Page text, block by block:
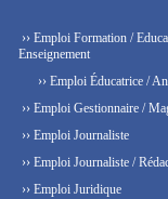
›› Emploi Formation /
Enseignement
›› Emploi Éducatrice /
›› Emploi Gestionnaire /
›› Emploi Journaliste
›› Emploi Journaliste /
›› Emploi Juridique